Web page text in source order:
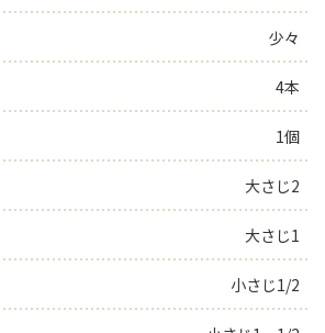
よくあるお問い合わせ
お買い物
少々
4本
1個
大さじ2
大さじ1
小さじ1/2